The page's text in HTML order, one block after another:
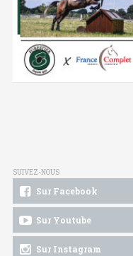
SUIVEZ-NOUS
Sur Facebook
Sur Youtube
Sur Instagram